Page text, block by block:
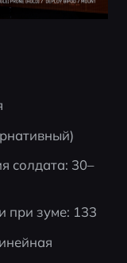
солдата: 30–
при зуме: 133